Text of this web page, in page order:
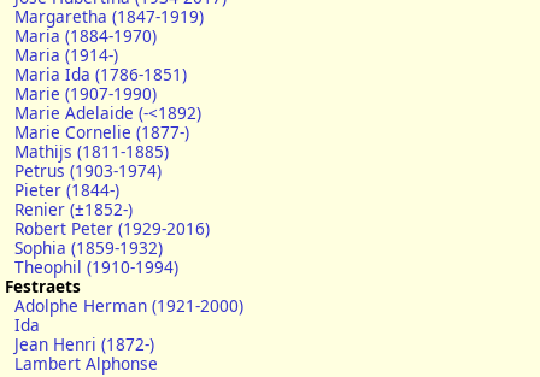
Margaretha (1847-1919)
Maria (1884-1970)
Maria (1914-)
Maria Ida (1786-1851)
Marie (1907-1990)
Marie Adelaide (-<1892)
Marie Cornelie (1877-)
Mathijs (1811-1885)
Petrus (1903-1974)
Pieter (1844-)
Renier (±1852-)
Robert Peter (1929-2016)
Sophia (1859-1932)
Theophil (1910-1994)
Festraets
Adolphe Herman (1921-2000)
Ida
Jean Henri (1872-)
Lambert Alphonse